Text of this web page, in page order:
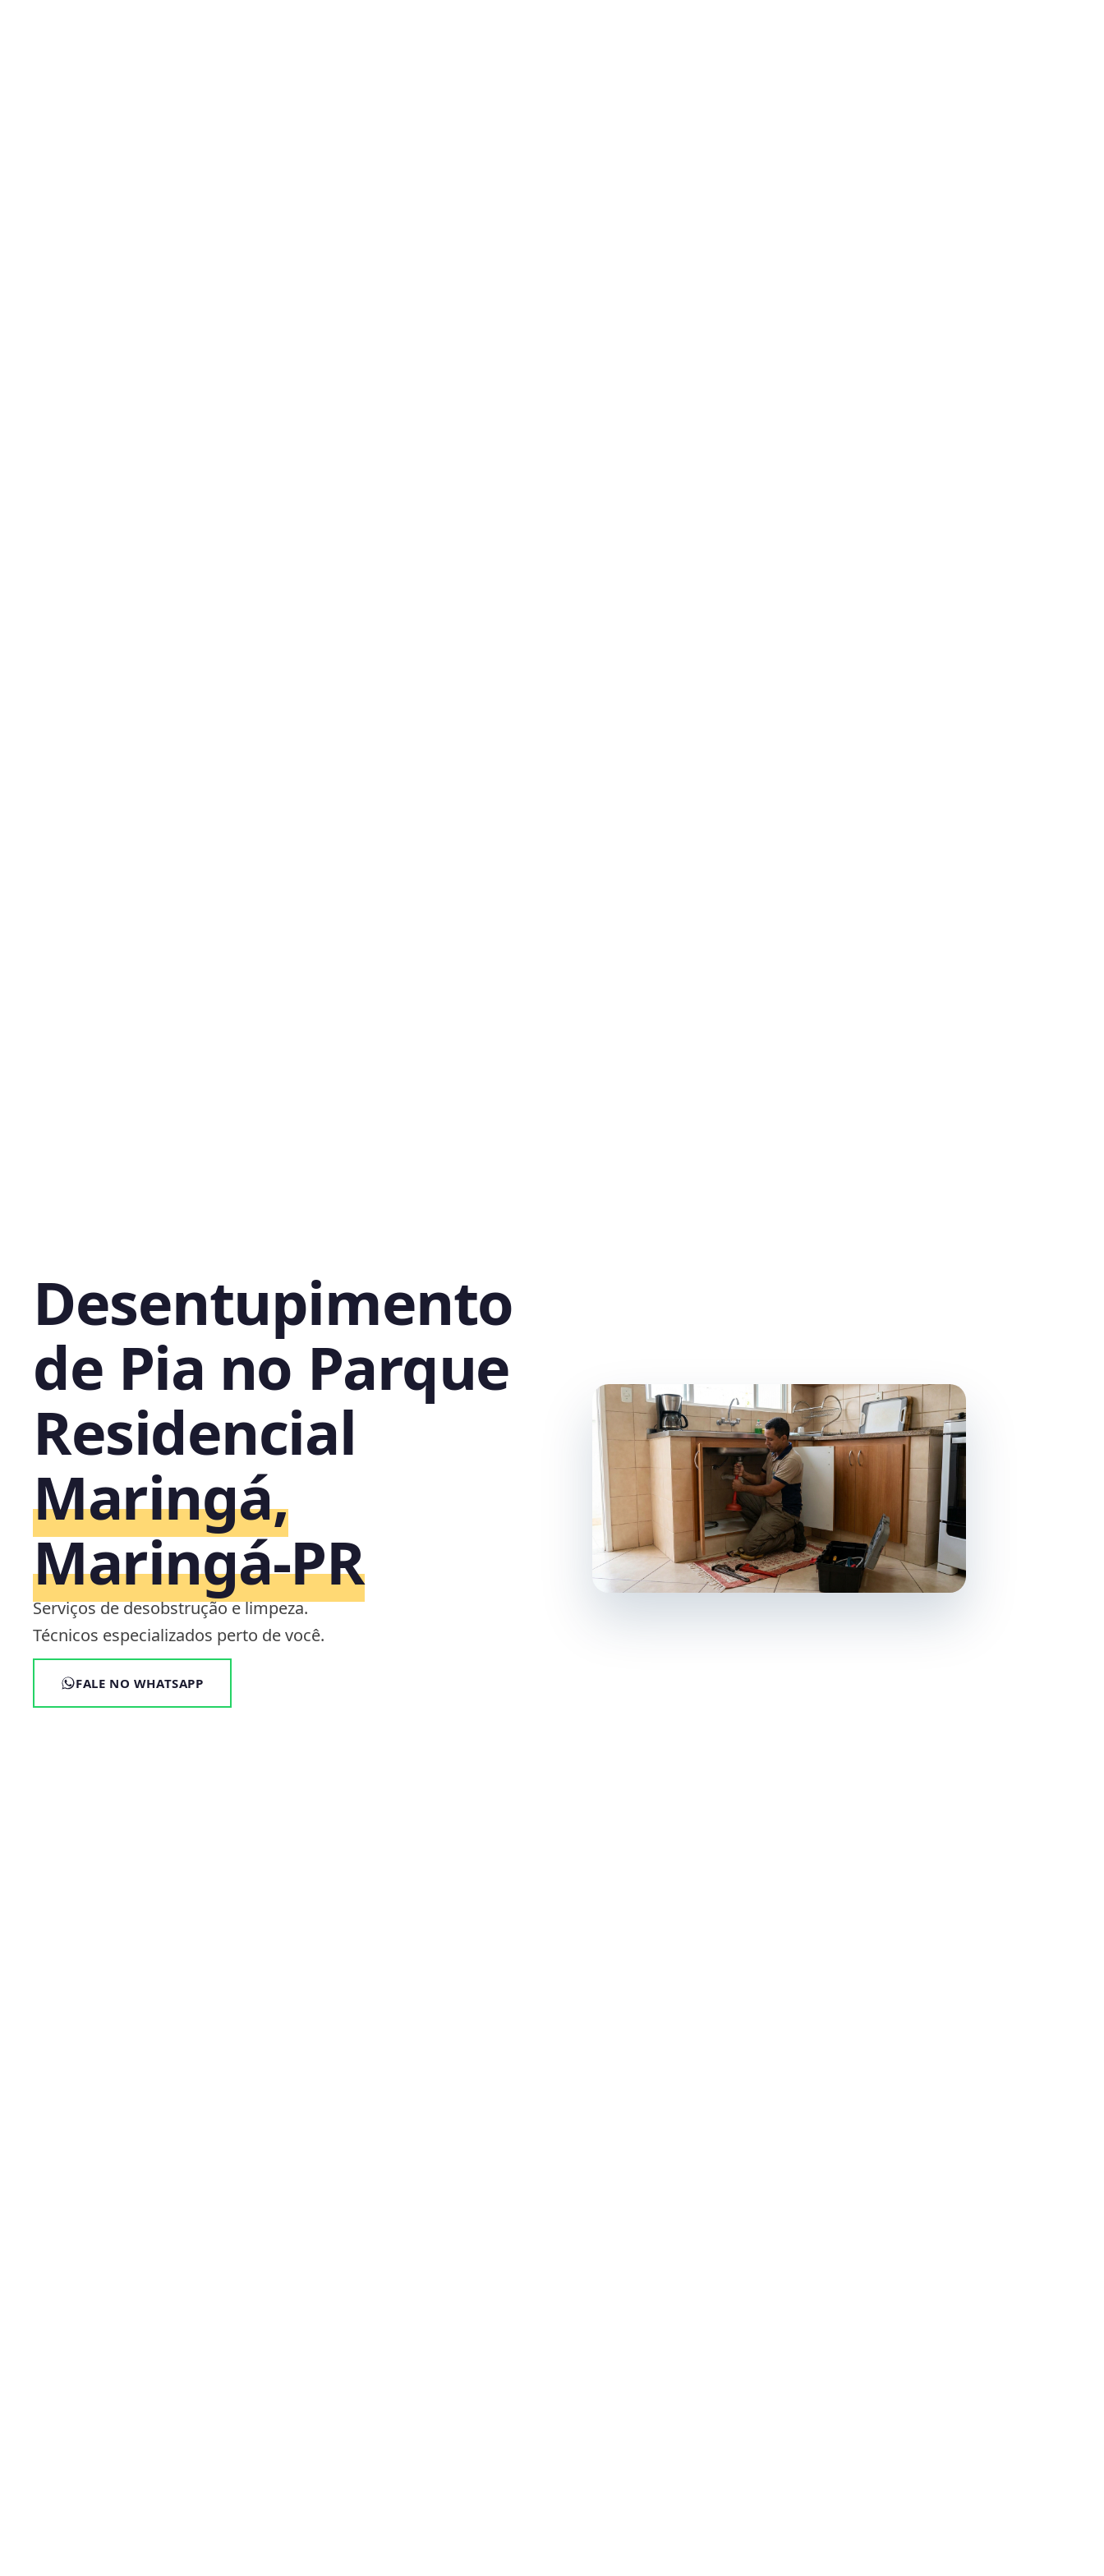
Desentupimento
de Pia no Parque
Residencial
Maringá,
Maringá‑PR
Serviços de desobstrução e limpeza.
Técnicos especializados perto de você.
FALE NO WHATSAPP